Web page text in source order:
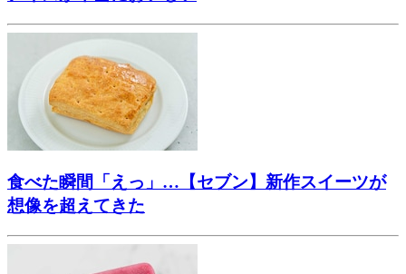
食べた瞬間「えっ」…【セブン】新作スイーツが
想像を超えてきた